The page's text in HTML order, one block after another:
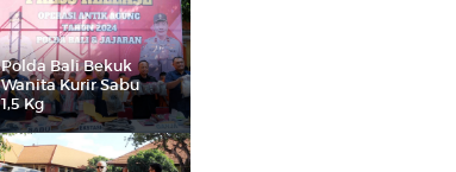
Polda Bali Bekuk
Wanita Kurir Sabu
1,5 Kg